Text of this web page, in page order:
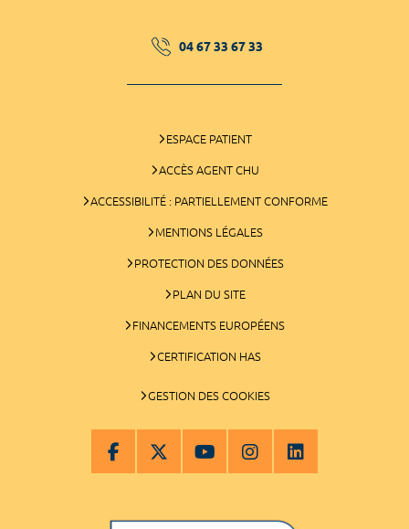
04 67 33 67 33
ESPACE PATIENT
ACCÈS AGENT CHU
ACCESSIBILITÉ : PARTIELLEMENT CONFORME
MENTIONS LÉGALES
PROTECTION DES DONNÉES
PLAN DU SITE
FINANCEMENTS EUROPÉENS
CERTIFICATION HAS
GESTION DES COOKIES